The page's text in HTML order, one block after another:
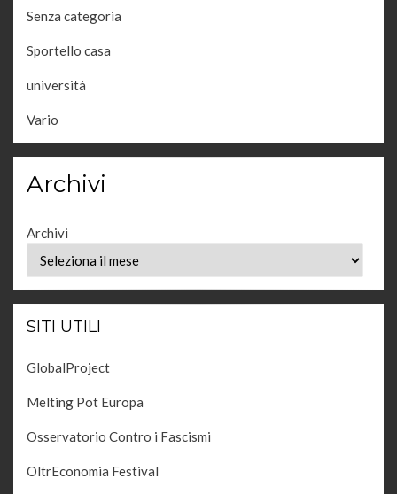
Senza categoria
Sportello casa
università
Vario
Archivi
Archivi
SITI UTILI
GlobalProject
Melting Pot Europa
Osservatorio Contro i Fascismi
OltrEconomia Festival